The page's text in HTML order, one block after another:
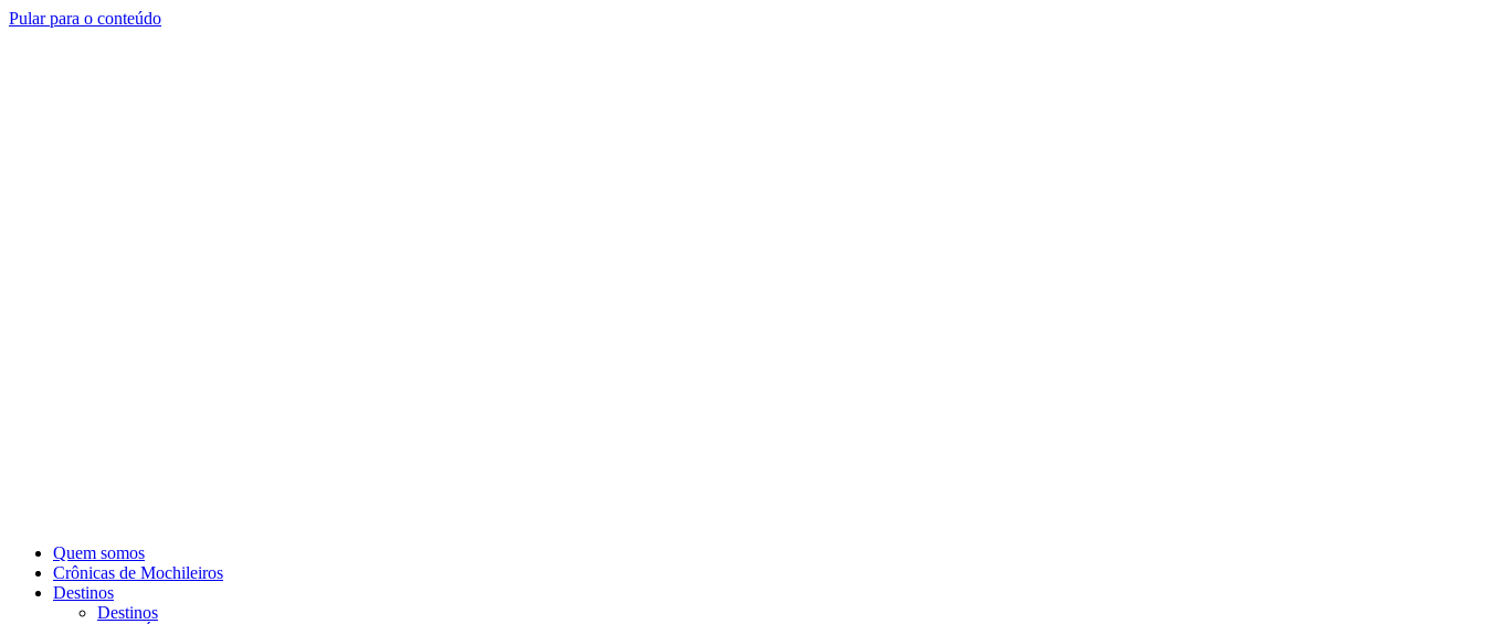
Pular para o conteúdo
Quem somos
Crônicas de Mochileiros
Destinos
Destinos